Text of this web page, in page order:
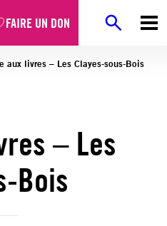
FAIRE UN DON
aux livres – Les Clayes-sous-Bois
– Les
Bois